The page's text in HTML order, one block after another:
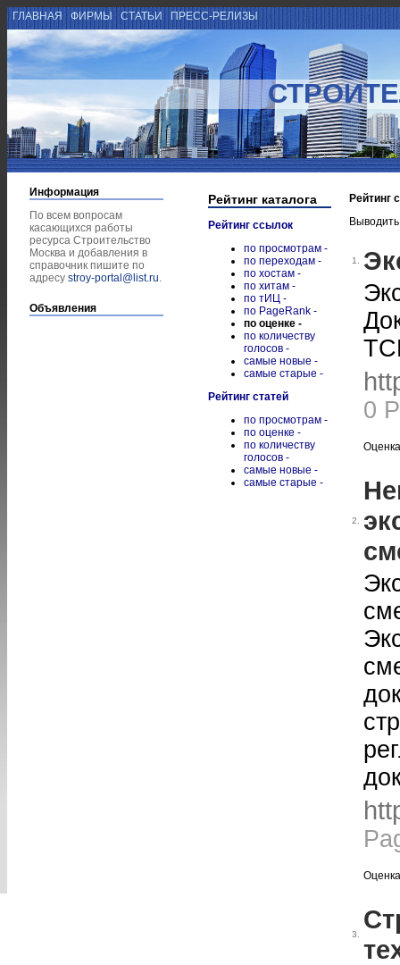
ГЛАВНАЯ ФИРМЫ СТАТЬИ ПРЕСС-РЕЛИЗЫ
Информация
По всем вопросам
касающихся работы
ресурса Строительство
Москва и добавления в
справочник пишите по
адресу stroy-portal@list.ru.
Объявления
Рейтинг каталога
Рейтинг ссылок
по просмотрам -
по переходам -
по хостам -
по хитам -
по тИЦ -
по PageRank -
по оценке -
по количеству
голосов -
самые новые -
самые старые -
Рейтинг статей
по просмотрам -
по оценке -
по количеству
голосов -
самые новые -
самые старые -
Рейтинг
1.
0
2.
3.